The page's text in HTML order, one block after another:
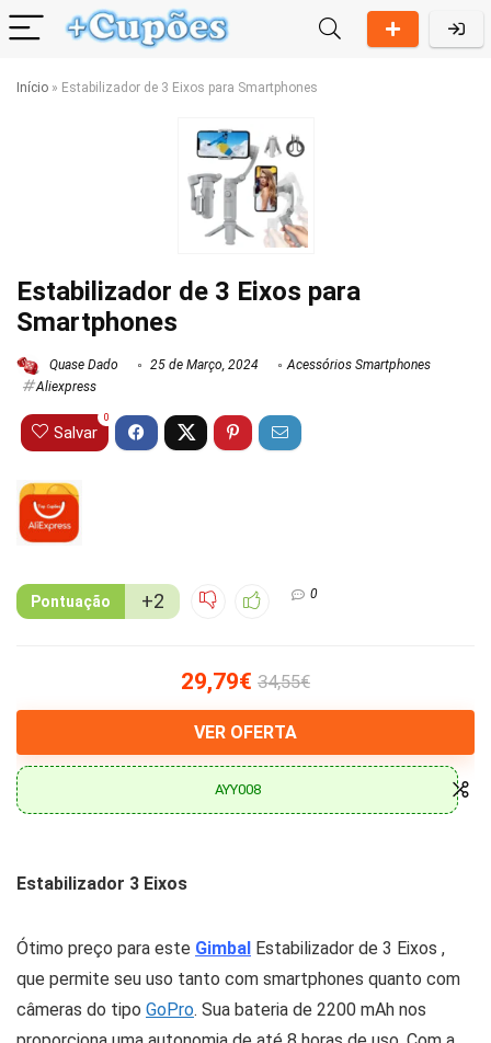
Início » Estabilizador de 3 Eixos para Smartphones
Estabilizador de 3 Eixos para
Smartphones
Quase Dado 25 de Março, 2024
Acessórios Smartphones
Aliexpress
Salvar
0
Pontuação +2 0
29,79€ 34,55€
VER OFERTA
AYY008
Estabilizador 3 Eixos
Ótimo preço para este Gimbal Estabilizador de 3 Eixos ,
que permite seu uso tanto com smartphones quanto com
câmeras do tipo GoPro. Sua bateria de 2200 mAh nos